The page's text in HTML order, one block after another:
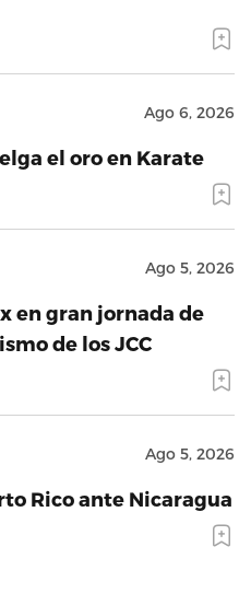
Ago 6, 2026
el oro en Karate
Ago 5, 2026
en gran jornada de
de los JCC
Ago 5, 2026
Rico ante Nicaragua